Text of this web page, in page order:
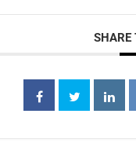
SHARE